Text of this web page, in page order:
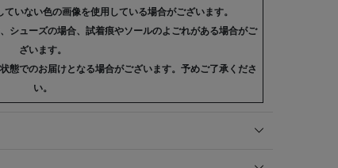
いない色の画像を使用している場合がございます。
シューズの場合、試着痕やソールのよごれがある場合がご
ざいます。
態でのお届けとなる場合がございます。予めご了承くださ
い。